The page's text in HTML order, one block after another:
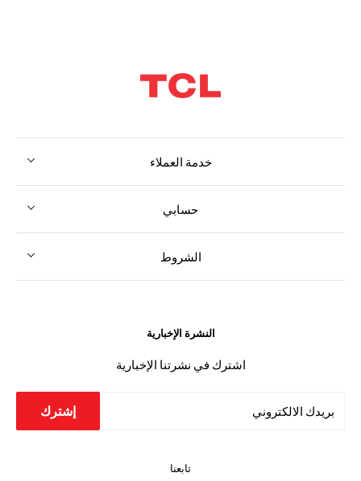
خدمة العملاء
حسابي
الشروط
النشرة الإخبارية
اشترك في نشرتنا الإخبارية
بريدك الالكتروني إشترك
تابعنا